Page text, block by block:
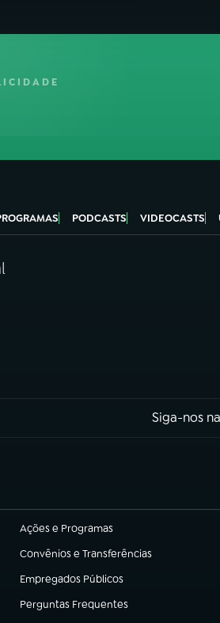
PODCASTS VIDEOCASTS
Siga-nos
Ações e Programas
(abre em nova aba)
Convênios e Transferências
(abre em nova aba)
Empregados Públicos
(abre em nova aba)
Perguntas Frequentes
(abre em nova aba)